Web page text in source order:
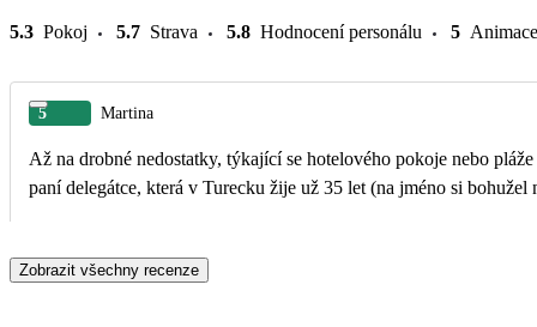
5.3 Pokoj 5.7 Strava 5.8 Hodnocení personálu 5 Animace
5 Martina
Až na drobné nedostatky, týkající se hotelového pokoje nebo
paní delegátce, která v Turecku žije už 35 let (na jméno si
Zobrazit všechny recenze